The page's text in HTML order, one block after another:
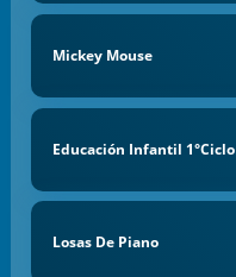
Mickey Mouse
Educación Infantil 1°Ciclo
Losas De Piano